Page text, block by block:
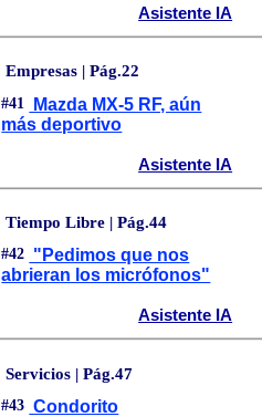
Asistente IA
Empresas | Pág.22
#41
Mazda MX-5 RF, aún
más deportivo
Asistente IA
Tiempo Libre | Pág.44
#42 "Pedimos que nos
abrieran los micrófonos"
Asistente IA
Servicios | Pág.47
#43 Condorito